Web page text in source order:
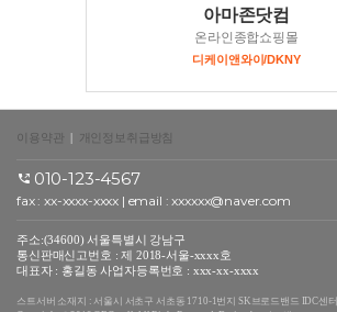
아마존닷컴
온라인종합쇼핑몰
디케이앤와이/DKNY
이용약관 | 개인정보취급방침
010-123-4567
fax : xx-xxxx-xxxx | email : xxxxxx@naver.com
주소:(34600) 서울특별시 강남구
통신판매신고번호 : 제 2018-서울-xxxx호
대표자 : 홍길동 사업자등록번호 : xxx-xx-xxxx
스트서버 소재지 : 서울시 서초구 서초동 1710-1번지 SK브로드밴드 IDC센터